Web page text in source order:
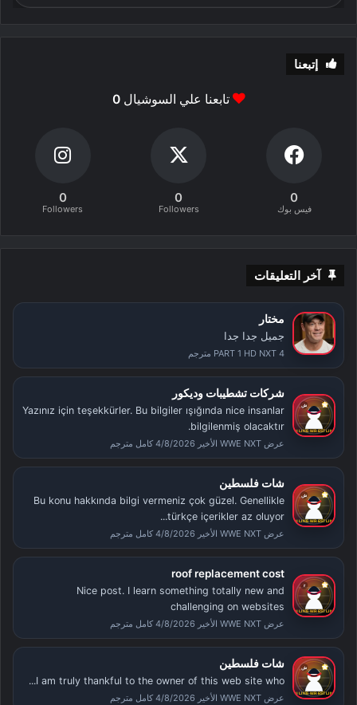
إتبعنا
تابعنا علي السوشيال0
0
فيس بوك
0
Followers
0
Followers
آخر التعليقات
مختار
جميل جدا جدا
PART 1 HD NXT 4 مترجم
شركات تشطيبات وديكور
Yazınız için teşekkürler. Bu bilgiler ışığında nice insanlar
bilgilenmiş olacaktır.
عرض WWE NXT الأخير 4/8/2026 كامل مترجم
شات فلسطين
Bu konu hakkında bilgi vermeniz çok güzel. Genellikle
türkçe içerikler az oluyor...
عرض WWE NXT الأخير 4/8/2026 كامل مترجم
roof replacement cost
Nice post. I learn something totally new and
challenging on websites
عرض WWE NXT الأخير 4/8/2026 كامل مترجم
شات فلسطين
I am truly thankful to the owner of this web site who...
عرض WWE NXT الأخير 4/8/2026 كامل مترجم